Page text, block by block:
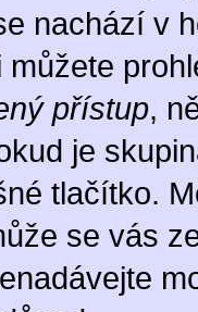
nachází v
přístup,
je
tlačítko.
se vás